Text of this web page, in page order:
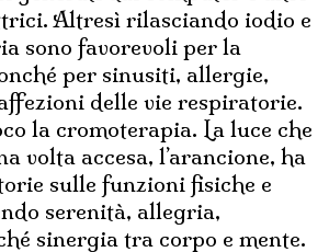
Altresì rilasciando iodio e
sono favorevoli per la
per sinusiti, allergie,
delle vie respiratorie.
la cromoterapia. La luce che
volta accesa, l’arancione, ha
sulle funzioni fisiche e
serenità, allegria,
sinergia tra corpo e mente.